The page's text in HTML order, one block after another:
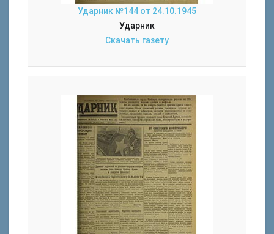
Ударник №144 от 24.10.1945
Ударник
Скачать газету